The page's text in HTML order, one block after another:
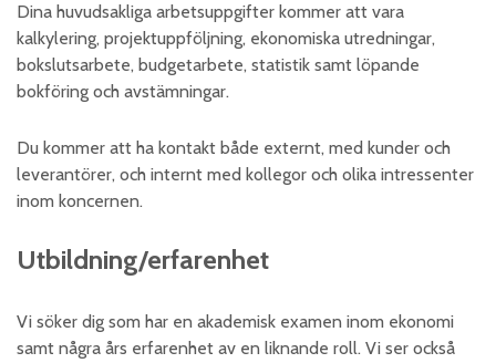
Dina huvudsakliga arbetsuppgifter kommer att vara
kalkylering, projektuppföljning, ekonomiska utredningar,
bokslutsarbete, budgetarbete, statistik samt löpande
bokföring och avstämningar.
Du kommer att ha kontakt både externt, med kunder och
leverantörer, och internt med kollegor och olika intressenter
inom koncernen.
Utbildning/erfarenhet
Vi söker dig som har en akademisk examen inom ekonomi
samt några års erfarenhet av en liknande roll. Vi ser också